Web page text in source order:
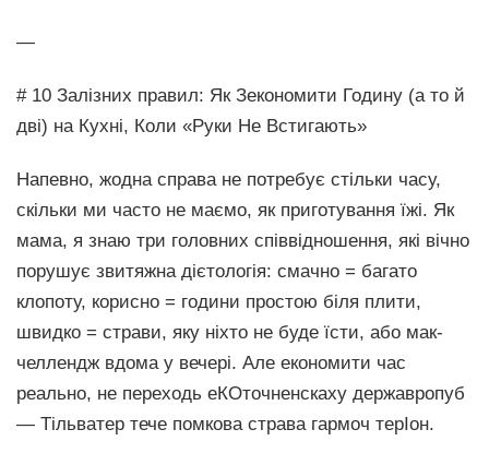
—
# 10 Залізних правил: Як Зекономити Годину (а то й
дві) на Кухні, Коли «Руки Не Встигають»
Напевно, жодна справа не потребує стільки часу,
скільки ми часто не маємо, як приготування їжі. Як
мама, я знаю три головних співвідношення, які вічно
порушує звитяжна дієтологія: смачно = багато
клопоту, корисно = години простою біля плити,
швидко = страви, яку ніхто не буде їсти, або мак-
челлендж вдома у вечері. Але економити час
реально, не переходь еКОточненскаху державропуб
— Тільватер тече помкова страва гармоч терІон.